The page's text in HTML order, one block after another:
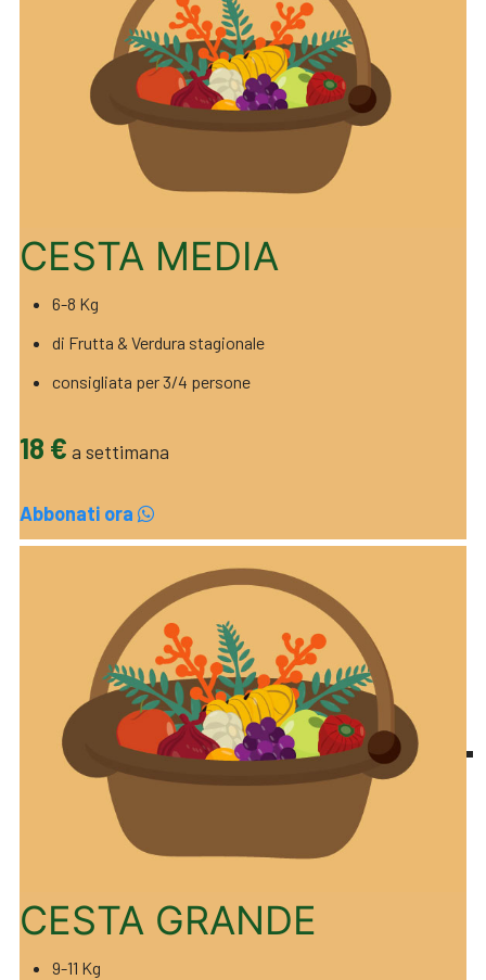
CESTA MEDIA
6-8 Kg
di Frutta & Verdura stagionale
consigliata per 3/4 persone
18 € a settimana
Abbonati ora
CESTA GRANDE
9-11 Kg